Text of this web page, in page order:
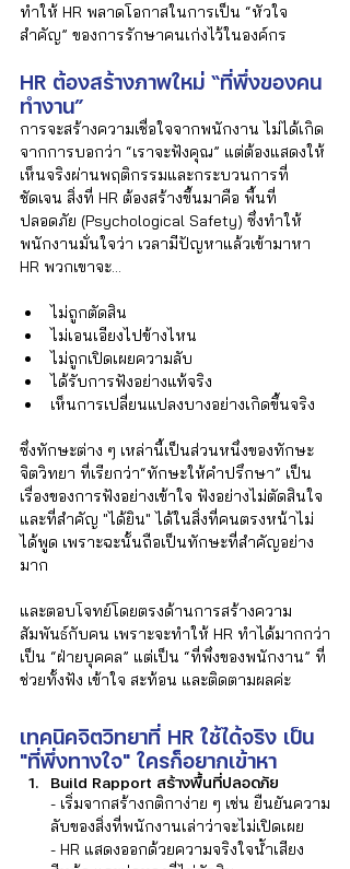
ทำให้ HR พลาดโอกาสในการเป็น “หัวใจ
สำคัญ” ของการรักษาคนเก่งไว้ในองค์กร
HR ต้องสร้างภาพใหม่ “ที่พึ่งของคน
ทำงาน”
การจะสร้างความเชื่อใจจากพนักงาน ไม่ได้เกิด
จากการบอกว่า “เราจะฟังคุณ” แต่ต้องแสดงให้
เห็นจริงผ่านพฤติกรรมและกระบวนการที่
ชัดเจน สิ่งที่ HR ต้องสร้างขึ้นมาคือ พื้นที่
ปลอดภัย (Psychological Safety) ซึ่งทำให้
พนักงานมั่นใจว่า เวลามีปัญหาแล้วเข้ามาหา
HR พวกเขาจะ…
ไม่ถูกตัดสิน
ไม่เอนเอียงไปข้างไหน
ไม่ถูกเปิดเผยความลับ
ได้รับการฟังอย่างแท้จริง
เห็นการเปลี่ยนแปลงบางอย่างเกิดขึ้นจริง
ซึ่งทักษะต่าง ๆ เหล่านี้เป็นส่วนหนึ่งของทักษะ
จิตวิทยา ที่เรียกว่า“ทักษะให้คำปรึกษา” เป็น
เรื่องของการฟังอย่างเข้าใจ ฟังอย่างไม่ตัดสินใจ
และที่สำคัญ "ได้ยิน" ได้ในสิ่งที่คนตรงหน้าไม่
ได้พูด เพราะฉะนั้นถือเป็นทักษะที่สำคัญอย่าง
มาก
และตอบโจทย์โดยตรงด้านการสร้างความ
สัมพันธ์กับคน เพราะจะทำให้ HR ทำได้มากกว่า
เป็น “ฝ่ายบุคคล” แต่เป็น “ที่พึ่งของพนักงาน” ที่
ช่วยทั้งฟัง เข้าใจ สะท้อน และติดตามผลค่ะ
เทคนิคจิตวิทยาที่ HR ใช้ได้จริง เป็น
"ที่พึ่งทางใจ" ใครก็อยากเข้าหา
Build Rapport สร้างพื้นที่ปลอดภัย
- เริ่มจากสร้างกติกาง่าย ๆ เช่น ยืนยันความ
ลับของสิ่งที่พนักงานเล่าว่าจะไม่เปิดเผย
- HR แสดงออกด้วยความจริงใจน้ำเสียง